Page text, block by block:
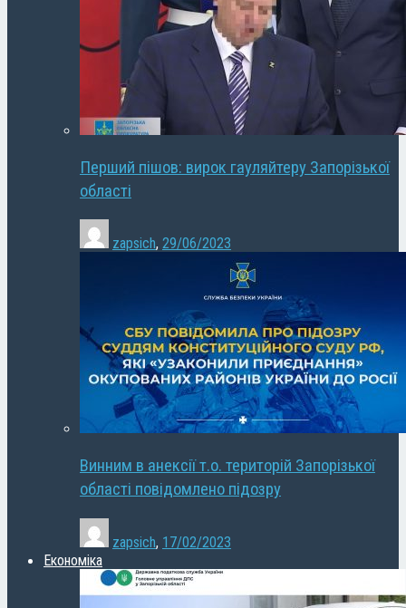
Перший пішов: вирок гауляйтеру Запорізької
області
zapsich, 29/06/2023
Винним в анексії т.о. територій Запорізької
області повідомлено підозру
zapsich, 17/02/2023
Економіка